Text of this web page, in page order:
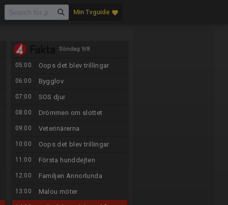
Min Tvguide favorite
Söndag 9/8
05:00 Oops det blev trillingar
06:00 Bygglov
07:00 SOS djur
08:00 Drömmen om slottet
09:00 Veterinärerna
10:00 Oops det blev trillingar
11:00 Första hunddejten
12:00 Familjen Annorlunda
13:00 Malou möter